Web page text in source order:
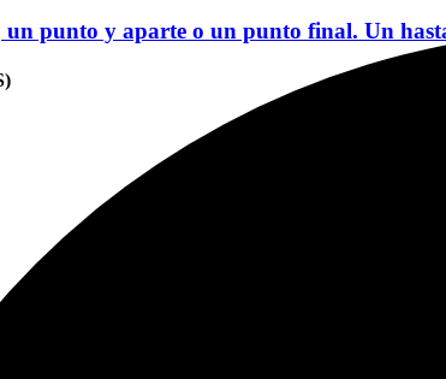
punto y aparte o un punto final. Un